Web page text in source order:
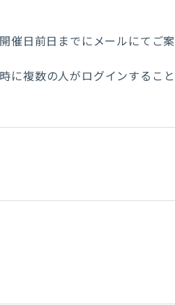
催日前日までにメールにてご案
に複数の人がログインすること